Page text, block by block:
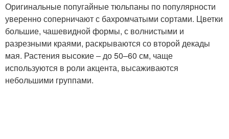
Оригинальные попугайные тюльпаны по популярности
уверенно соперничают с бахромчатыми сортами. Цветки
большие, чашевидной формы, с волнистыми и
разрезными краями, раскрываются со второй декады
мая. Растения высокие ‒ до 50–60 см, чаще
используются в роли акцента, высаживаются
небольшими группами.